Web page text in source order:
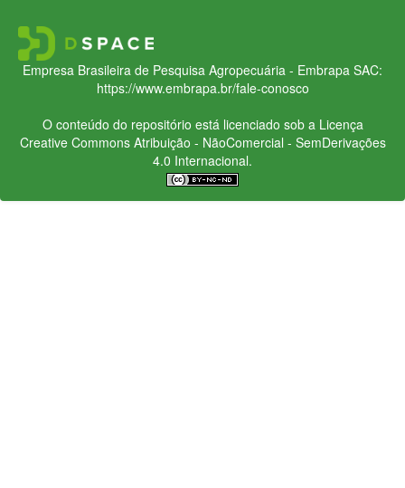
Empresa Brasileira de Pesquisa Agropecuária - Embrapa SAC:
https://www.embrapa.br/fale-conosco
O conteúdo do repositório está licenciado sob a Licença
Creative CommonsAtribuição - NãoComercial - SemDerivações
4.0 Internacional.